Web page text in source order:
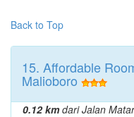
Back to Top
15. Affordable
Malioboro
0.12 kmdari Jalan